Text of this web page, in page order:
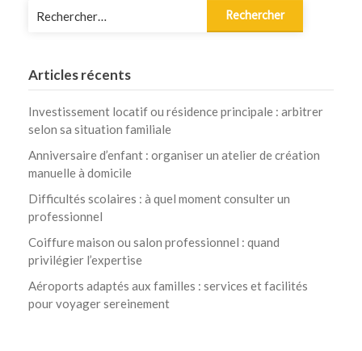
Articles récents
Investissement locatif ou résidence principale : arbitrer
selon sa situation familiale
Anniversaire d’enfant : organiser un atelier de création
manuelle à domicile
Difficultés scolaires : à quel moment consulter un
professionnel
Coiffure maison ou salon professionnel : quand
privilégier l’expertise
Aéroports adaptés aux familles : services et facilités
pour voyager sereinement